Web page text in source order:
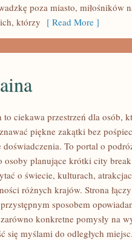
poza miasto, miłośników
którzy [ Read More ]
to ciekawa przestrzeń dla osób,
piękne zakątki bez
doświadczenia. To portal o
osoby planujące krótki city
o świecie, kulturach,
różnych krajów. Strona
sposobem
konkretne pomysły na
się myślami do odległych